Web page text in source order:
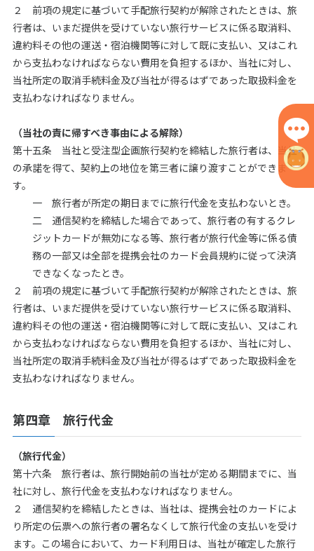
２ 前項の規定に基づいて手配旅行契約が解除されたときは、旅
行者は、いまだ提供を受けていない旅行サービスに係る取消料、
違約料その他の運送・宿泊機関等に対して既に支払い、又はこれ
から支払わなければならない費用を負担するほか、当社に対し、
当社所定の取消手続料金及び当社が得るはずであった取扱料金を
支払わなければなりません。
（当社の責に帰すべき事由による解除）
第十五条 当社と受注型企画旅行契約を締結した旅行者は、当社
の承諾を得て、契約上の地位を第三者に譲り渡すことができま
す。
一 旅行者が所定の期日までに旅行代金を支払わないとき。
二 通信契約を締結した場合であって、旅行者の有するクレ
ジットカードが無効になる等、旅行者が旅行代金等に係る債
務の一部又は全部を提携会社のカード会員規約に従って決済
できなくなったとき。
２ 前項の規定に基づいて手配旅行契約が解除されたときは、旅
行者は、いまだ提供を受けていない旅行サービスに係る取消料、
違約料その他の運送・宿泊機関等に対して既に支払い、又はこれ
から支払わなければならない費用を負担するほか、当社に対し、
当社所定の取消手続料金及び当社が得るはずであった取扱料金を
支払わなければなりません。
第四章 旅行代金
（旅行代金）
第十六条 旅行者は、旅行開始前の当社が定める期間までに、当
社に対し、旅行代金を支払わなければなりません。
２ 通信契約を締結したときは、当社は、提携会社のカードによ
り所定の伝票への旅行者の署名なくして旅行代金の支払いを受け
ます。この場合において、カード利用日は、当社が確定した旅行